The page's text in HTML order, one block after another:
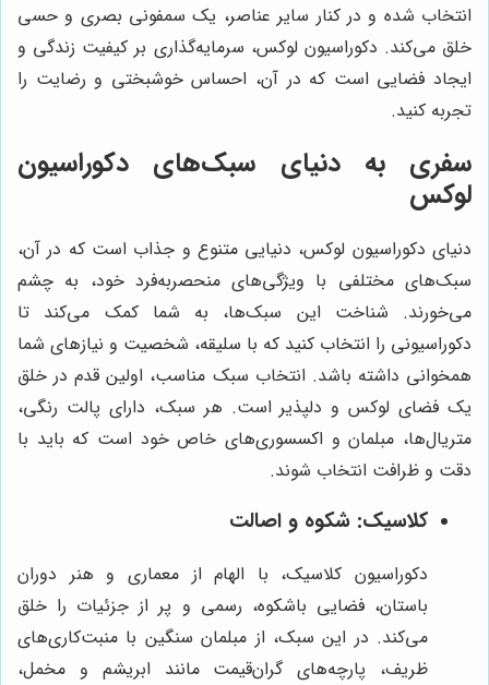
انتخاب شده و در کنار سایر عناصر، یک سمفونی بصری و حسی
خلق می‌کند. دکوراسیون لوکس، سرمایه‌گذاری بر کیفیت زندگی و
ایجاد فضایی است که در آن، احساس خوشبختی و رضایت را
تجربه کنید.
سفری به دنیای سبک‌های دکوراسیون
لوکس
دنیای دکوراسیون لوکس، دنیایی متنوع و جذاب است که در آن،
سبک‌های مختلفی با ویژگی‌های منحصربه‌فرد خود، به چشم
می‌خورند. شناخت این سبک‌ها، به شما کمک می‌کند تا
دکوراسیونی را انتخاب کنید که با سلیقه، شخصیت و نیازهای شما
همخوانی داشته باشد. انتخاب سبک مناسب، اولین قدم در خلق
یک فضای لوکس و دلپذیر است. هر سبک، دارای پالت رنگی،
متریال‌ها، مبلمان و اکسسوری‌های خاص خود است که باید با
دقت و ظرافت انتخاب شوند.
کلاسیک: شکوه و اصالت
دکوراسیون کلاسیک، با الهام از معماری و هنر دوران
باستان، فضایی باشکوه، رسمی و پر از جزئیات را خلق
می‌کند. در این سبک، از مبلمان سنگین با منبت‌کاری‌های
ظریف، پارچه‌های گران‌قیمت مانند ابریشم و مخمل،